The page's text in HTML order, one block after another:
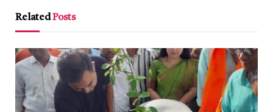
RelatedPosts